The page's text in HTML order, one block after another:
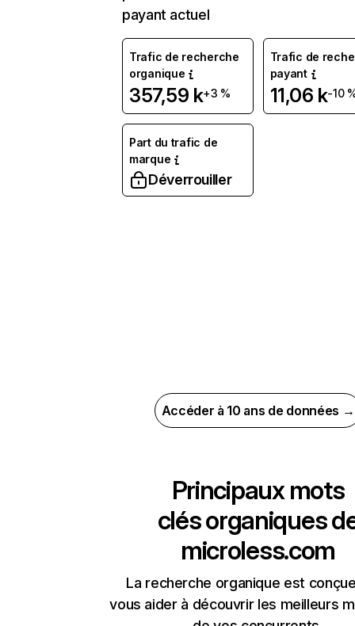
payant actuel
Trafic de recherche
organique
357,59 k+3 %
Trafic de
payant
11,06 k-10
Part du trafic de
marque
Déverrouiller
Accéder à 10 ans de données →
Principaux mots
clés organiques
microless.com
La recherche organique est
vous aider à découvrir les meilleurs